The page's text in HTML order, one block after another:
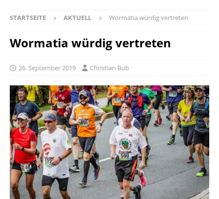
STARTSEITE AKTUELL Wormatia würdig vertreten
Wormatia würdig vertreten
26. September 2019 Christian Bub